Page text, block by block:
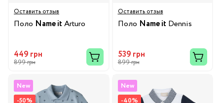
Оставить отзыв
Поло Name it Arturo
449 грн
899 грн
Оставить отзыв
Поло Name it Dennis
539 грн
899 грн
New
-50%
New
-40%